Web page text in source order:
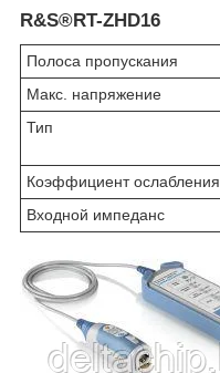
R&S®RT-ZHD16
Полоса пропускания
Макс. напряжение
Тип
Коэффициент ослабления
Входной импеданс